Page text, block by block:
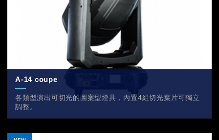
A-14 coupe
各類型演出可切光的圖案型燈具，內置4組切光葉片可獨立
調整。